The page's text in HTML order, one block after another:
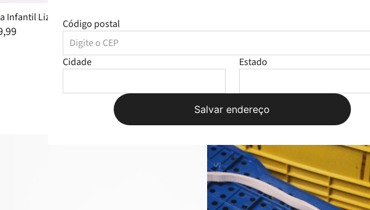
Código postal
Cidade Estado
Salvar endereço
Infantil Lizzy In Rosa
PJ10582IN